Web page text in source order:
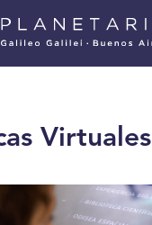
Virtuales